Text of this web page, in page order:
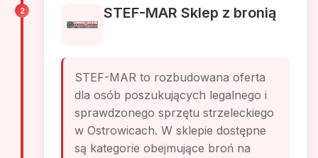
2 STEF-MAR Sklep z bronią
STEF-MAR to rozbudowana oferta
dla osób poszukujących legalnego i
sprawdzonego sprzętu strzeleckiego
w Ostrowicach. W sklepie dostępne
są kategorie obejmujące broń na